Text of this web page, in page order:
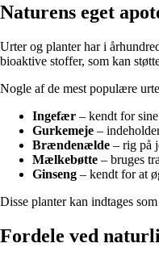
Naturens eget
Urter og planter har i
bioaktive stoffer, som kan
Nogle af de mest populære
Ingefær – kendt for
Gurkemeje –
Brændenælde – rig på
Mælkebøtte – bruges
Ginseng – kendt for at
Disse planter kan indtages
Fordele ved